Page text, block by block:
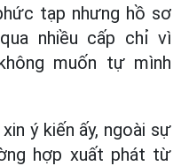
tạp nhưng hồ sơ
nhiều cấp chỉ vì
muốn tự mình
ý kiến ấy, ngoài sự
hợp xuất phát từ